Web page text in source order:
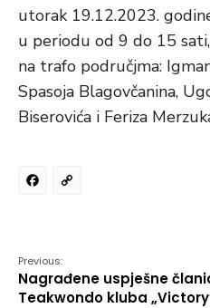
utorak 19.12.2023.
u periodu od 9 do 15
na trafo područjma:
Spasoja Blagovčanina,
Biserovića i Feriza
Facebook
Previous:
Nagrađene uspješne
Teakwondo kluba